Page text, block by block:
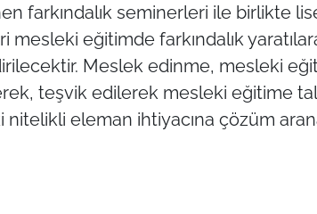
farkındalık seminerleri ile birlikte
mesleki eğitimde farkındalık
Meslek edinme, mesleki
teşvik edilerek mesleki eğitime
eleman ihtiyacına çözüm